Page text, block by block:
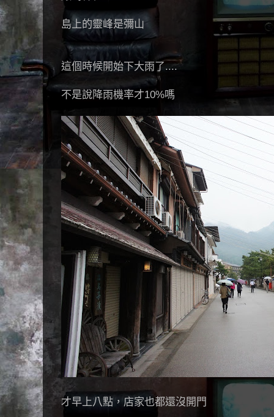
島上的靈峰是彌山
這個時候開始下大雨了....
不是說降雨機率才10%嗎
才早上八點，店家也都還沒開門